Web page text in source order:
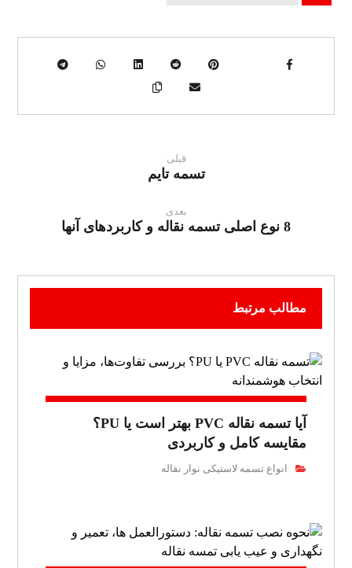
قبلی
تسمه تایم
بعدی
8 نوع اصلی تسمه نقاله و کاربردهای آنها
مطالب مرتبط
آیا تسمه نقاله PVC بهتر است یا PU؟
مقایسه کامل و کاربردی
انواع تسمه لاستیکی نوار نقاله